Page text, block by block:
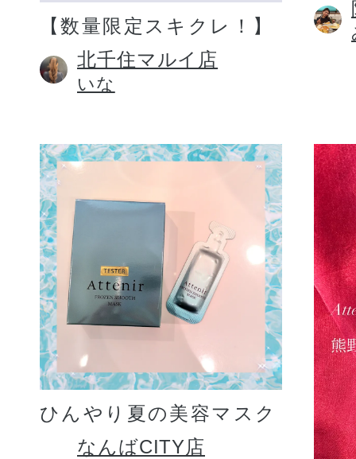
【数量限定スキクレ！】
北千住マルイ店
いな
ひんやり夏の美容マスク
なんばCITY店